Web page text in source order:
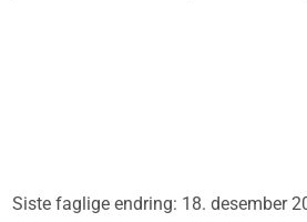
Siste faglige endring: 18. desember